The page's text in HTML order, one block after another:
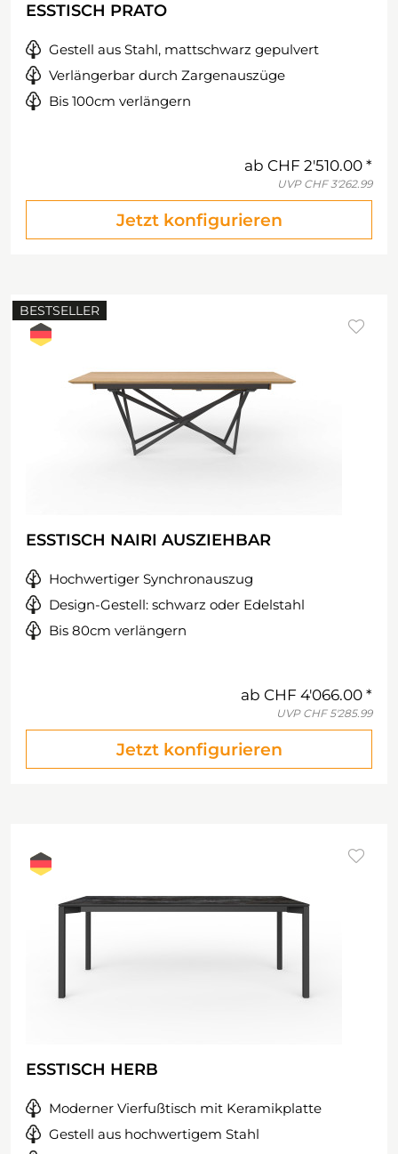
ESSTISCH PRATO
Gestell aus Stahl, mattschwarz gepulvert
Verlängerbar durch Zargenauszüge
Bis 100cm verlängern
ab CHF 2'510.00
UVP CHF 3'262.99
Jetzt konfigurieren
BESTSELLER
ESSTISCH NAIRI AUSZIEHBAR
Hochwertiger Synchronauszug
Design-Gestell: schwarz oder Edelstahl
Bis 80cm verlängern
ab CHF 4'066.00
UVP CHF 5'285.99
Jetzt konfigurieren
ESSTISCH HERB
Moderner Vierfußtisch mit Keramikplatte
Gestell aus hochwertigem Stahl